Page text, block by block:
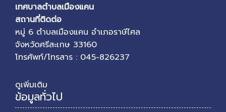
เทศบาลตำบลเมืองแคน
สถานที่ติดต่อ
หมู่ 6 ตำบลเมืองแคน อำเภอราษีไศล
จังหวัดศรีสะเกษ 33160
โทรศัพท์/โทรสาร : 045-826237
ดูเพิ่มเติม
ข้อมูลทั่วไป